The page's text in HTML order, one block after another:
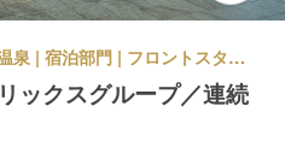
ラグジュアリーホテル, 旅館・温泉 | 宿泊部門 | フロントスタッフ | 佳ら久 熱海・伊豆山 佳ら久
ックスグループ／連続